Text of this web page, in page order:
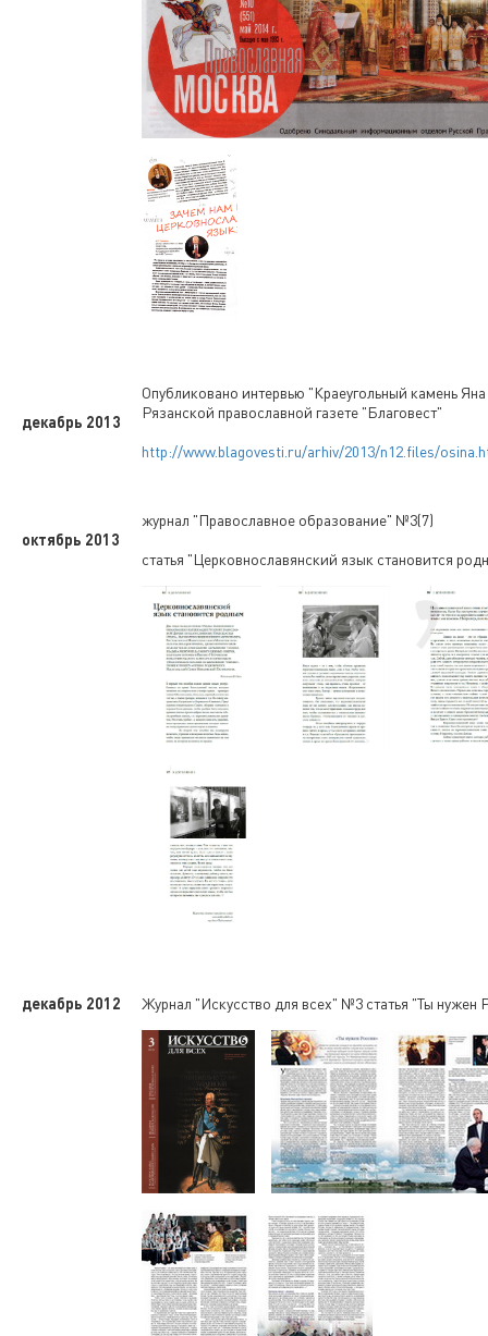
декабрь 2013
Опубликовано интервью "Краеугольный камень
Рязанской православной газете "Благовест"
http://www.blagovesti.ru/arhiv/2013/n12.files/
октябрь 2013
журнал "Православное образование" №3(7)
статья "Церковнославянский язык становится
декабрь 2012 Журнал "Искусство для всех" №3 статья "Ты нужен